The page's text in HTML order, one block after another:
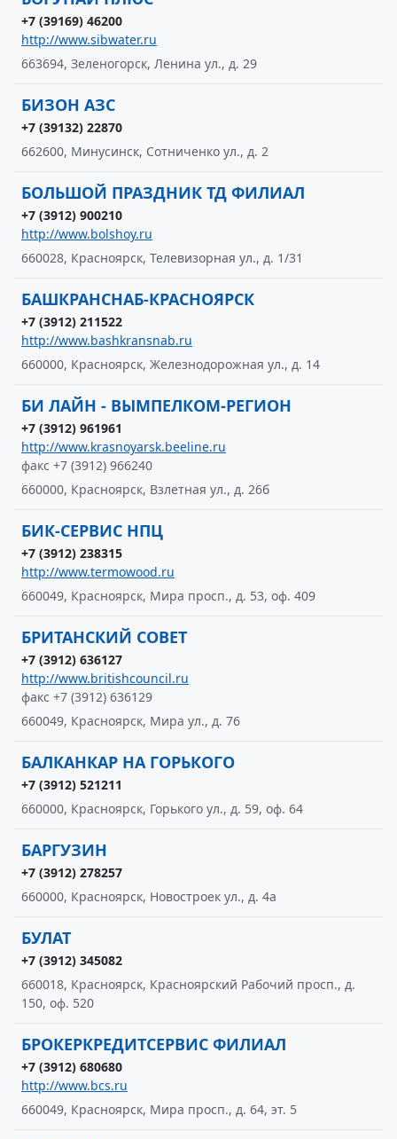
+7 (39169) 46200
http://www.sibwater.ru
663694, Зеленогорск, Ленина ул., д. 29
БИЗОН АЗС
+7 (39132) 22870
662600, Минусинск, Сотниченко ул., д. 2
БОЛЬШОЙ ПРАЗДНИК ТД ФИЛИАЛ
+7 (3912) 900210
http://www.bolshoy.ru
660028, Красноярск, Телевизорная ул., д. 1/31
БАШКРАНСНАБ-КРАСНОЯРСК
+7 (3912) 211522
http://www.bashkransnab.ru
660000, Красноярск, Железнодорожная ул., д. 14
БИ ЛАЙН - ВЫМПЕЛКОМ-РЕГИОН
+7 (3912) 961961
http://www.krasnoyarsk.beeline.ru
факс +7 (3912) 966240
660000, Красноярск, Взлетная ул., д. 26б
БИК-СЕРВИС НПЦ
+7 (3912) 238315
http://www.termowood.ru
660049, Красноярск, Мира просп., д. 53, оф. 409
БРИТАНСКИЙ СОВЕТ
+7 (3912) 636127
http://www.britishcouncil.ru
факс +7 (3912) 636129
660049, Красноярск, Мира ул., д. 76
БАЛКАНКАР НА ГОРЬКОГО
+7 (3912) 521211
660000, Красноярск, Горького ул., д. 59, оф. 64
БАРГУЗИН
+7 (3912) 278257
660000, Красноярск, Новостроек ул., д. 4а
БУЛАТ
+7 (3912) 345082
660018, Красноярск, Красноярский Рабочий просп., д.
150, оф. 520
БРОКЕРКРЕДИТСЕРВИС ФИЛИАЛ
+7 (3912) 680680
http://www.bcs.ru
660049, Красноярск, Мира просп., д. 64, эт. 5